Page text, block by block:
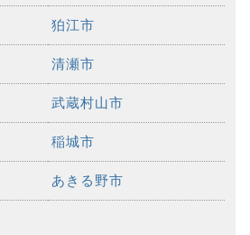
狛江市
清瀬市
武蔵村山市
稲城市
あきる野市